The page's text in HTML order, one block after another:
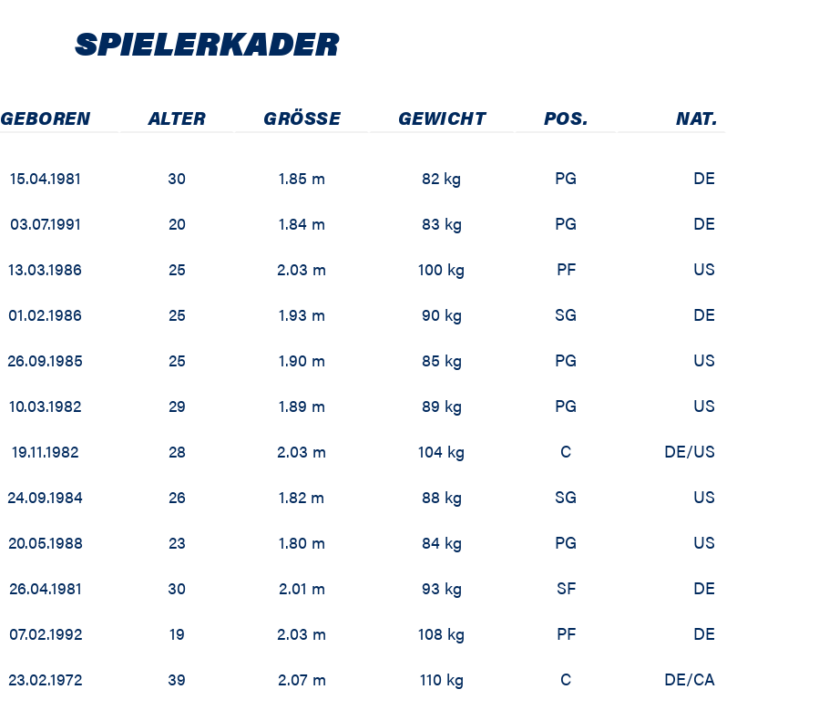
SPIELER­KADER
GEBOREN ALTER GRÖSSE GEWICHT POS. NAT.
15.04.1981 30 1.85 m 82 kg PG
DE
03.07.1991 20 1.84 m 83 kg PG
DE
13.03.1986 25 2.03 m 100 kg PF
US
01.02.1986 25 1.93 m 90 kg SG
DE
26.09.1985 25 1.90 m 85 kg PG
US
10.03.1982 29 1.89 m 89 kg PG
US
19.11.1982 28 2.03 m 104 kg C
DE/US
24.09.1984 26 1.82 m 88 kg SG
US
20.05.1988 23 1.80 m 84 kg PG
US
26.04.1981 30 2.01 m 93 kg SF
DE
07.02.1992 19 2.03 m 108 kg PF
DE
23.02.1972 39 2.07 m 110 kg C
DE/CA